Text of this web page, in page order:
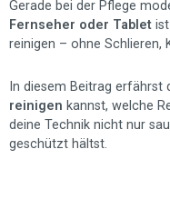
Gerade bei der Pflege
Fernseher oder Tablet
reinigen – ohne Schlieren,
In diesem Beitrag erfährst
reinigen kannst, welche
deine Technik nicht nur
geschützt hältst.